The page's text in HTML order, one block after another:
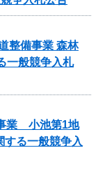
整備事業 森林
一般競争入札
業 小池第1地
る一般競争入